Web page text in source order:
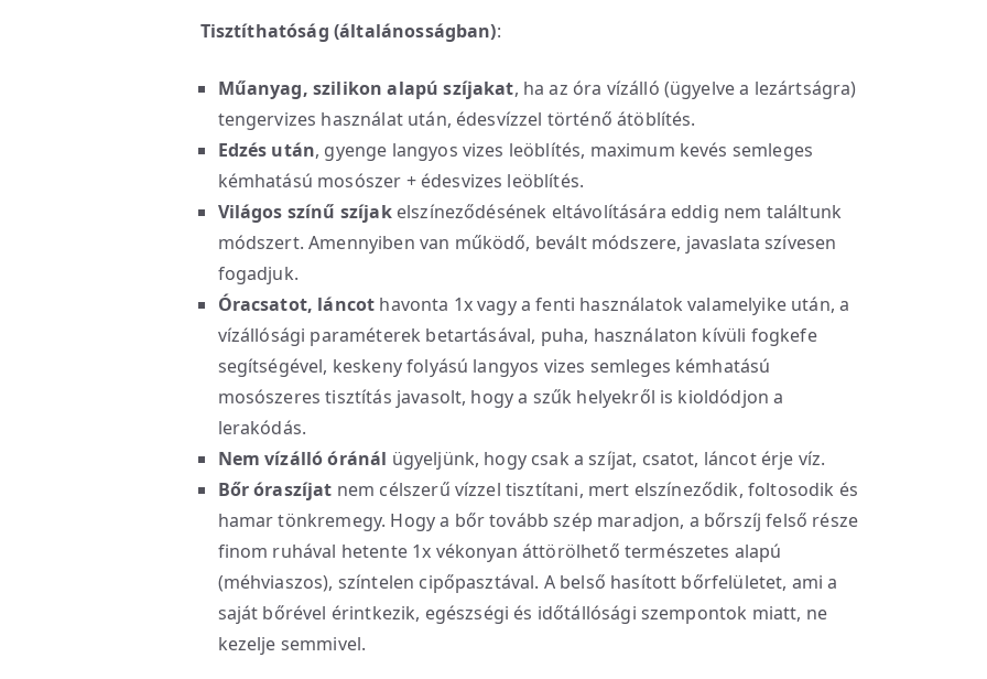
Tisztíthatóság (általánosságban):
Műanyag, szilikon alapú szíjakat, ha az óra vízálló (ügyelve a lezártságra)
tengervizes használat után, édesvízzel történő átöblítés.
Edzés után, gyenge langyos vizes leöblítés, maximum kevés semleges
kémhatású mosószer + édesvizes leöblítés.
Világos színű szíjakelszíneződésének eltávolítására eddig nem találtunk
módszert. Amennyiben van működő, bevált módszere, javaslata szívesen
fogadjuk.
Óracsatot, láncot havonta 1x vagy a fenti használatok valamelyike után, a
vízállósági paraméterek betartásával, puha, használaton kívüli fogkefe
segítségével, keskeny folyású langyos vizes semleges kémhatású
mosószeres tisztítás javasolt, hogy a szűk helyekről is kioldódjon a
lerakódás.
Nem vízálló óránál ügyeljünk, hogy csak a szíjat, csatot, láncot érje víz.
Bőr óraszíjat nem célszerű vízzel tisztítani, mert elszíneződik, foltosodik és
hamar tönkremegy. Hogy a bőr tovább szép maradjon, a bőrszíj felső része
finom ruhával hetente 1x vékonyan áttörölhető természetes alapú
(méhviaszos), színtelen cipőpasztával. A belső hasított bőrfelületet, ami a
saját bőrével érintkezik, egészségi és időtállósági szempontok miatt, ne
kezelje semmivel.